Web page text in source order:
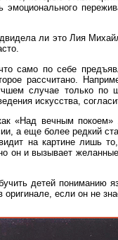
ли это Лия
само по себе
рассчитано.
случае только по
искусства,
«Над вечным покоем»
а еще более редкий
на картине лишь
он и вызывает
детей пониманию
если он не